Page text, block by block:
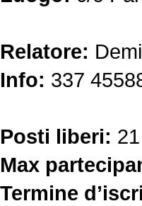
Relatore:
Info: 337
Posti liberi: 21
Max
Termine